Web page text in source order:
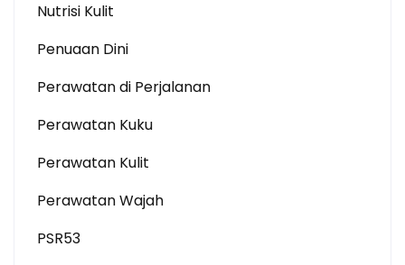
Nutrisi Kulit
Penuaan Dini
Perawatan di Perjalanan
Perawatan Kuku
Perawatan Kulit
Perawatan Wajah
PSR53